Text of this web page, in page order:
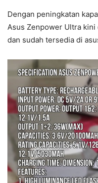
Dengan peningkatan
Asus Zenpower Ultra
dan sudah tersedia di